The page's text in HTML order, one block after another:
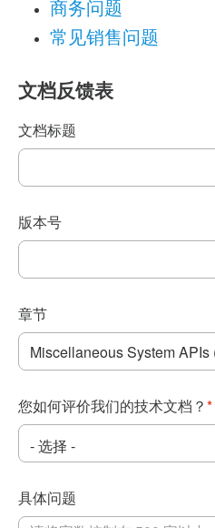
商务问题
常见销售问题
文档反馈表
文档标题
版本号
章节
您如何评价我们的技术文档？ *
具体问题